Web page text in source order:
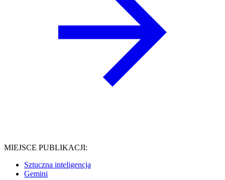
MIEJSCE PUBLIKACJI:
Sztuczna inteligencja
Gemini